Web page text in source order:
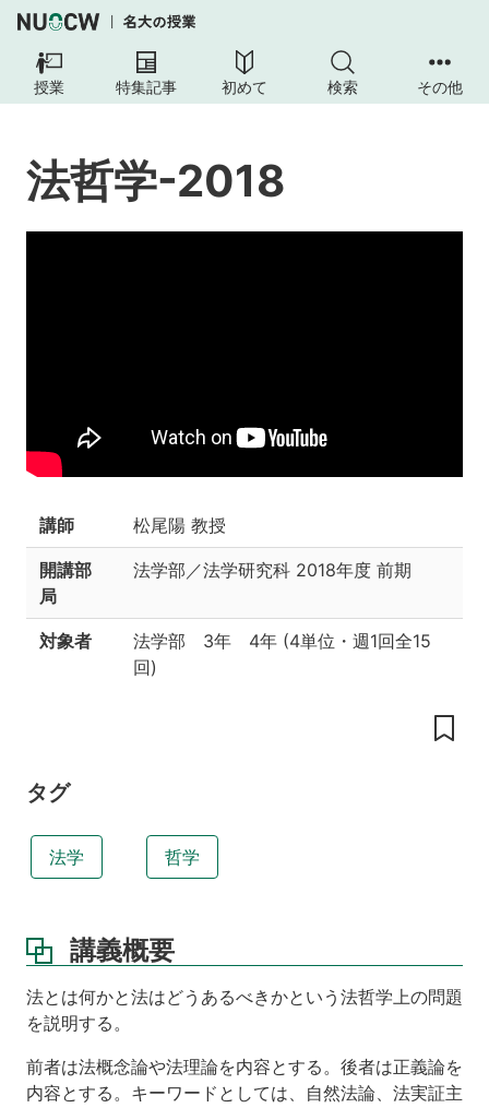
授業 特集記事 初めて 検索 その他
学-2018
義
概
あ
る
科
成
法
科
書
参
考
法哲学-2018
講師 松尾陽 教授
開講部
局
法学部／法学研究科 2018年度 前期
対象者 法学部 3年 4年 (4単位 ・ 週1回全15
回)
タグ
法学 哲学
講義概要
法とは何かと法はどうあるべきかという法哲学上の問題
を説明する。
前者は法概念論や法理論を内容とする。後者は正義論を
内容とする。キーワードとしては、自然法論、法実証主